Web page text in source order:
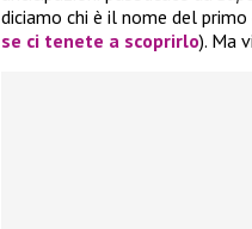
diciamo chi è il nome del
se ci tenete a scoprirlo). Ma